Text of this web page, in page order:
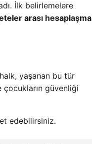
İlk belirlemelere
arası hesaplaşma
yaşanan bu tür
çocukların güvenliği
edebilirsiniz.